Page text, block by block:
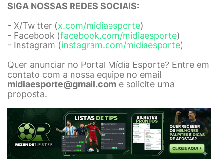
SIGA NOSSAS REDES SOCIAIS:
- X/Twitter (x.com/midiaesporte)
- Facebook (facebook.com/midiaesporte)
- Instagram (instagram.com/midiaesporte)
Quer anunciar no Portal Mídia Esporte? Entre em
contato com a nossa equipe no email
midiaesporte@gmail.com e solicite uma
proposta.